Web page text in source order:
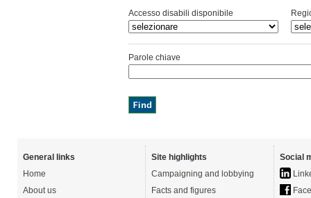
Accesso disabili disponibile
Parole chiave
General links
Home
About us
Site highlights
Campaigning and lobbying
Facts and figures
Social